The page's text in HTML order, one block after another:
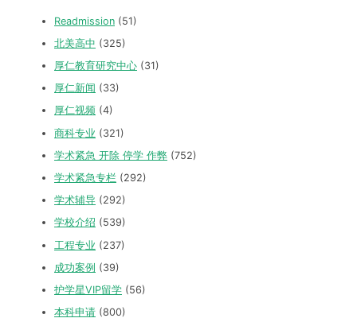
Readmission (51)
北美高中 (325)
厚仁教育研究中心 (31)
厚仁新闻 (33)
厚仁视频 (4)
商科专业 (321)
学术紧急 开除 停学 作弊 (752)
学术紧急专栏 (292)
学术辅导 (292)
学校介绍 (539)
工程专业 (237)
成功案例 (39)
护学星VIP留学 (56)
本科申请 (800)